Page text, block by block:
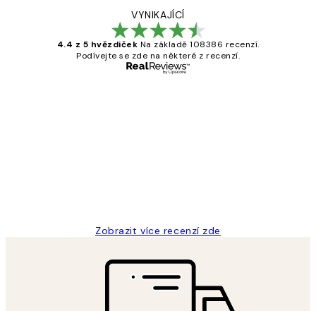
VYNIKAJÍCÍ
4.4 z 5 hvězdiček Na základě 108386 recenzí.
Podívejte se zde na některé z recenzí.
Zobrazit více recenzí zde